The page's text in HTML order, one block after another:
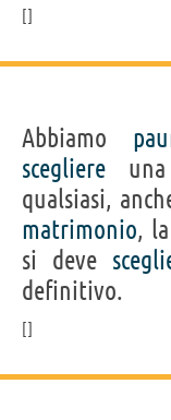
Abbiamo
scegliere una
qualsiasi,
matrimonio, la
si deve
definitivo.